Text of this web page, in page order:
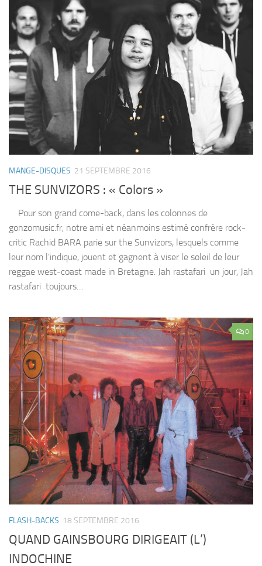
MANGE-DISQUES 21 SEPTEMBRE 2016
THE SUNVIZORS : « Colors »
Pour son grand come-back, dans les colonnes de
gonzomusic.fr, notre ami et néanmoins estimé confrère rock-
critic Rachid BARA parie sur the Sunvizors, lesquels comme
leur nom l’indique, jouent et gagnent à viser le soleil de leur
reggae west-coast made in Bretagne. Jah rastafari un jour, Jah
rastafari toujours…
0
FLASH-BACKS 18 SEPTEMBRE 2016
QUAND GAINSBOURG DIRIGEAIT (L’)
INDOCHINE